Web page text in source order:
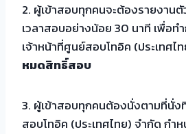
2. ผู้เข้าสอบทุกคนจะต้องรายงาน
เวลาสอบอย่างน้อย 30 นาที เพื่อท
เจ้าหน้าที่ศูนย์สอบโทอิค (ประเทศไ
หมดสิทธิ์สอบ
3. ผู้เข้าสอบทุกคนต้องนั่งตามที่นั่ง
สอบโทอิค (ประเทศไทย) จำกัด กำ